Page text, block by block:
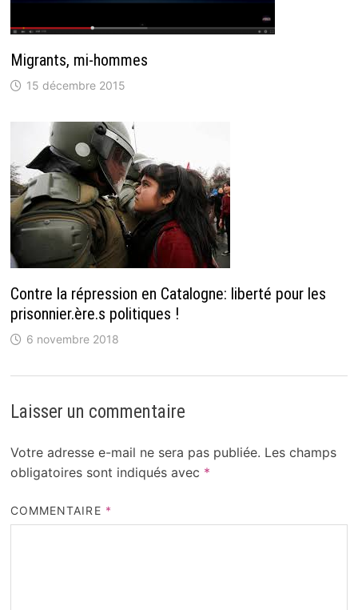
Migrants, mi-hommes
15 décembre 2015
Contre la répression en Catalogne: liberté pour les
prisonnier.ère.s politiques !
6 novembre 2018
Laisser un commentaire
Votre adresse e-mail ne sera pas publiée. Les champs
obligatoires sont indiqués avec *
COMMENTAIRE *